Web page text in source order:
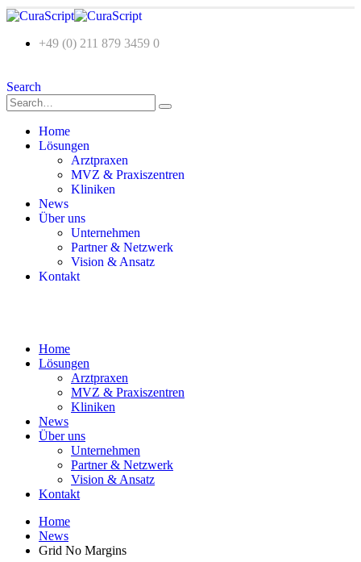
+49 (0) 211 879 3459 0
Search
Home
Lösungen
Arztpraxen
MVZ & Praxiszentren
Kliniken
News
Über uns
Unternehmen
Partner & Netzwerk
Vision & Ansatz
Kontakt
Home
Lösungen
Arztpraxen
MVZ & Praxiszentren
Kliniken
News
Über uns
Unternehmen
Partner & Netzwerk
Vision & Ansatz
Kontakt
Home
News
Grid No Margins